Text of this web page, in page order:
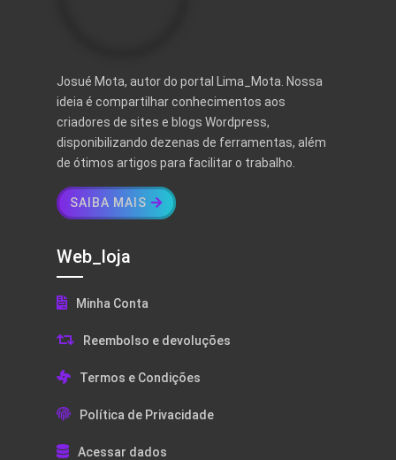
Josué Mota, autor do portal Lima_Mota. Nossa
ideia é compartilhar conhecimentos aos
criadores de sites e blogs Wordpress,
disponibilizando dezenas de ferramentas, além
de ótimos artigos para facilitar o trabalho.
SAIBA MAIS
Web_loja
Minha Conta
Reembolso e devoluções
Termos e Condições
Política de Privacidade
Acessar dados